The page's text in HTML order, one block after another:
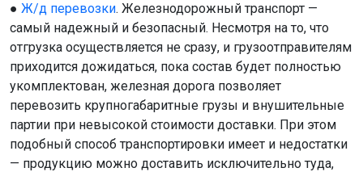
● Ж/д перевозки. Железнодорожный транспорт —
самый надежный и безопасный. Несмотря на то, что
отгрузка осуществляется не сразу, и грузоотправителям
приходится дожидаться, пока состав будет полностью
укомплектован, железная дорога позволяет
перевозить крупногабаритные грузы и внушительные
партии при невысокой стоимости доставки. При этом
подобный способ транспортировки имеет и недостатки
— продукцию можно доставить исключительно туда,